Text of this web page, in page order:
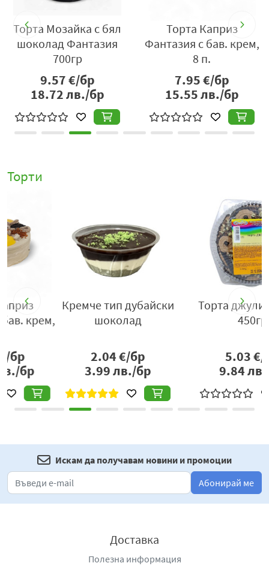
Торта Мозайка с бял
шоколад Фантазия
700гр
9.57€/бр
18.72лв./бр
Торта Каприз
Фантазия с бав. крем,
8 п.
7.95€/бр
15.55лв./бр
Торти
Кремче тип дубайски
шоколад
€/бр
3.99
лв./бр
Торта джулия желев
€/бр
лв./бр
Искам да получавам новини и промоции
Абонирай ме
Доставка
Полезна информация